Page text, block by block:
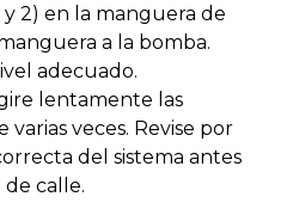
2) en la manguera de
a la bomba.
adecuado.
lentamente las
veces. Revise por
del sistema antes
calle.